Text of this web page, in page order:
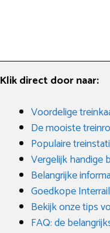
Klik direct door naar:
Voordelige
De mooiste
Populaire
Vergelijk handige
Belangrijke
Goedkope
Bekijk onze tips
FAQ: de